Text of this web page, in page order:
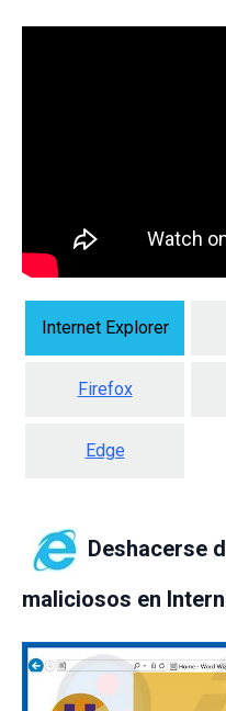
Internet Explorer
Firefox
Edge
Deshacerse
maliciosos en